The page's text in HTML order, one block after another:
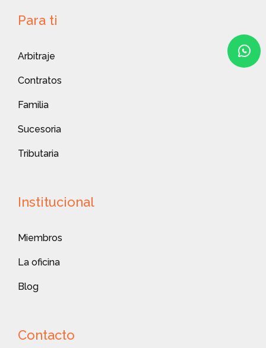
Para ti
Arbitraje
Contratos
Familia
Sucesoria
Tributaria
Institucional
Miembros
La oficina
Blog
Contacto